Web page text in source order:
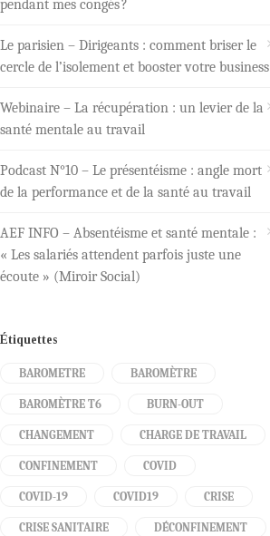
pendant mes congés ?
Le parisien – Dirigeants : comment briser le
cercle de l’isolement et booster votre business
Webinaire – La récupération : un levier de la
santé mentale au travail
Podcast N°10 – Le présentéisme : angle mort
de la performance et de la santé au travail
AEF INFO – Absentéisme et santé mentale :
« Les salariés attendent parfois juste une
écoute » (Miroir Social)
Étiquettes
BAROMETRE BAROMÈTRE
BAROMÈTRE T6 BURN-OUT
CHANGEMENT CHARGE DE TRAVAIL
CONFINEMENT COVID
COVID-19 COVID19 CRISE
CRISE SANITAIRE DÉCONFINEMENT